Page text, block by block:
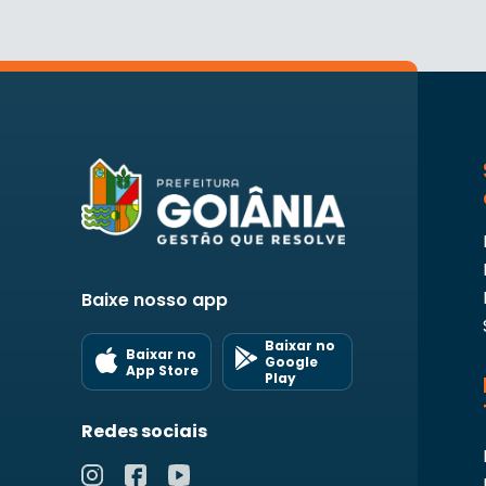
Baixe nosso app
Baixar no
App Store
Baixar no
Google
Play
Redes sociais